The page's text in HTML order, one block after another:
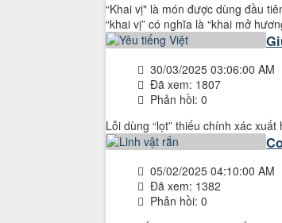
“Khai vị" là món được dùng đầu
“khai vị” có nghĩa là “khai mở
30/03/2025 03:06:00 AM
Đã xem: 1807
Phản hồi: 0
Lỗi dùng “lọt” thiếu chính xác
05/02/2025 04:10:00 AM
Đã xem: 1382
Phản hồi: 0